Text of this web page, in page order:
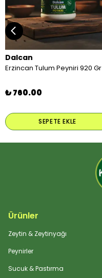
Dalcan
Erzincan Tulum Peyniri 920 Gr
₺ 760.00
SEPETE EKLE
Ürünler
Zeytin & Zeytinyağı
Peynirler
Sucuk & Pastırma